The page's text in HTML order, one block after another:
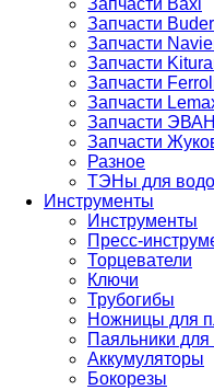
Запчасти Baxi
Запчасти
Запчасти
Запчасти
Запчасти
Запчасти
Запчасти ЭВАН
Запчасти
Разное
ТЭНы для
Инструменты
Инструменты
Пресс-
Торцеватели
Ключи
Трубогибы
Ножницы для
Паяльники
Аккумуляторы
Бокорезы